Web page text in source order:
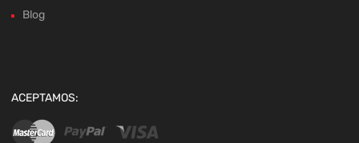
Blog
ACEPTAMOS: